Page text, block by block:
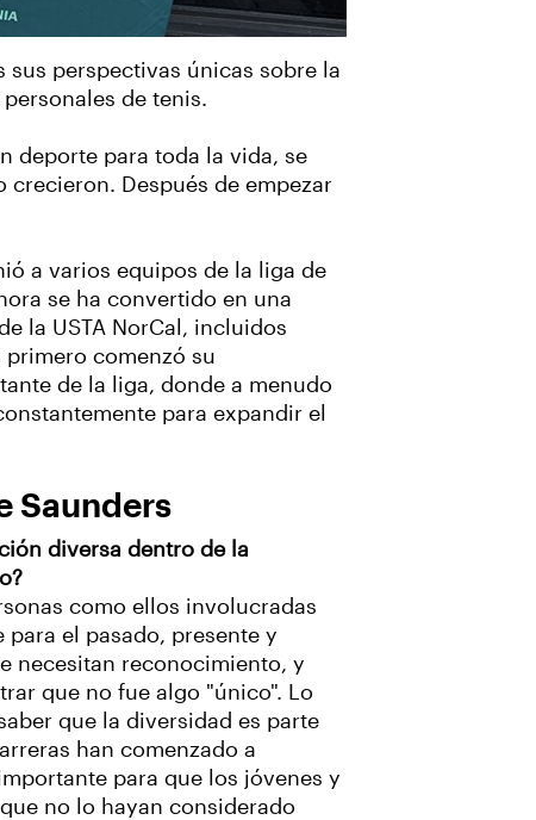
sus perspectivas únicas sobre la
de tenis.
deporte para toda la vida, se
Después de empezar
a varios equipos de la liga de
se ha convertido en una
la USTA NorCal, incluidos
comenzó su
de la liga, donde a menudo
para expandir el
Saunders
diversa dentro de la
como ellos involucradas
el pasado, presente y
necesitan reconocimiento, y
que no fue algo "único". Lo
que la diversidad es parte
han comenzado a
para que los jóvenes y
no lo hayan considerado